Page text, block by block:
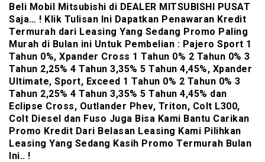
Beli Mobil Mitsubishi di DEALER MITSUBISHI PUSAT
Saja… ! Klik Tulisan Ini Dapatkan Penawaran Kredit
Termurah dari Leasing Yang Sedang Promo Paling
Murah di Bulan ini Untuk Pembelian : Pajero Sport 1
Tahun 0%, Xpander Cross 1 Tahun 0% 2 Tahun 0% 3
Tahun 2,25% 4 Tahun 3,35% 5 Tahun 4,45%, Xpander
Ultimate, Sport, Exceed 1 Tahun 0% 2 Tahun 0% 3
Tahun 2,25% 4 Tahun 3,35% 5 Tahun 4,45% dan
Eclipse Cross, Outlander Phev, Triton, Colt L300,
Colt Diesel dan Fuso Juga Bisa Kami Bantu Carikan
Promo Kredit Dari Belasan Leasing Kami Pilihkan
Leasing Yang Sedang Kasih Promo Termurah Bulan
Ini.. !